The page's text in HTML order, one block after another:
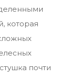
которая
почти